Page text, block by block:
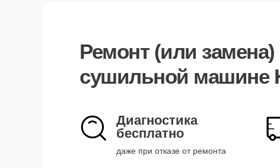
Ремонт (или замена)
сушильной машине
Диагностика
бесплатно
даже при отказе от ремонта